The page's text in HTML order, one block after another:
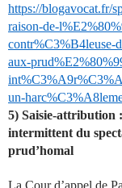
https://blogavocat.fr/
raison-de-
contr%C3%B4leuse-
aux-
un-
5) Saisie-attribution
intermittent du
prud’homal
La Cour d’appel de